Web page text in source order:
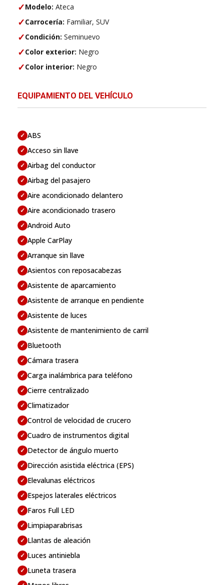
✓Modelo: Ateca
✓Carrocería: Familiar, SUV
✓Condición: Seminuevo
✓Color exterior: Negro
✓Color interior: Negro
EQUIPAMIENTO DEL VEHÍCULO
✓ ABS
✓ Acceso sin llave
✓ Airbag del conductor
✓ Airbag del pasajero
✓ Aire acondicionado delantero
✓ Aire acondicionado trasero
✓ Android Auto
✓ Apple CarPlay
✓ Arranque sin llave
✓ Asientos con reposacabezas
✓ Asistente de aparcamiento
✓ Asistente de arranque en pendiente
✓ Asistente de luces
✓ Asistente de mantenimiento de carril
✓ Bluetooth
✓ Cámara trasera
✓ Carga inalámbrica para teléfono
✓ Cierre centralizado
✓ Climatizador
✓ Control de velocidad de crucero
✓ Cuadro de instrumentos digital
✓ Detector de ángulo muerto
✓ Dirección asistida eléctrica (EPS)
✓ Elevalunas eléctricos
✓ Espejos laterales eléctricos
✓ Faros Full LED
✓ Limpiaparabrisas
✓ Llantas de aleación
✓ Luces antiniebla
✓ Luneta trasera